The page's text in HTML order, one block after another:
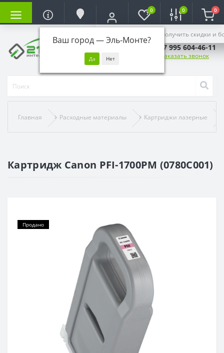
Ваш город —Эль-Монте?
Войдите, чтобы получить скидки и
0 0 0
+7 995 604-46-11
Заказать звонок
Главная Расходные материалы Картриджи лазерные
Картридж Canon PFI-1700PM (0780C001)
Продано